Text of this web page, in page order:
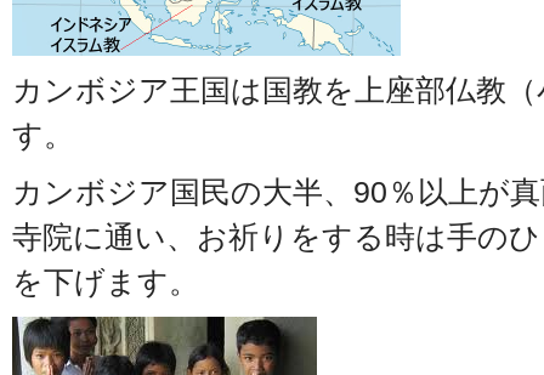
カンボジア王国は国教を上座部仏教
す。
カンボジア国民の大半、90％以上が
寺院に通い、お祈りをする時は手の
を下げます。